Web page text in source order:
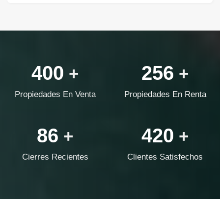
400 +
Propiedades En Venta
256 +
Propiedades En Renta
86 +
Cierres Recientes
420 +
Clientes Satisfechos